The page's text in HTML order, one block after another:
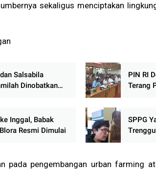
sekaligus menciptakan
Salsabila
Dinobatkan
PIN RI
Terang
Inggal, Babak
Resmi Dimulai
SPPG
pada pengembangan urban farming